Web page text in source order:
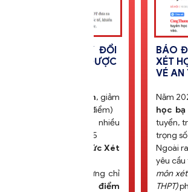
THÍ SINH ĐƯỢC
NGUYỆN
LƯỢC ĐẶT
Thay vì không giới
năm trước, từ năm
tối đa 15 nguyện
cần nghiên
chọn ngànhhọc,
lực phù hợp bản thân
Đặc biệt, thí sinh
vọng từ 1-3nếu